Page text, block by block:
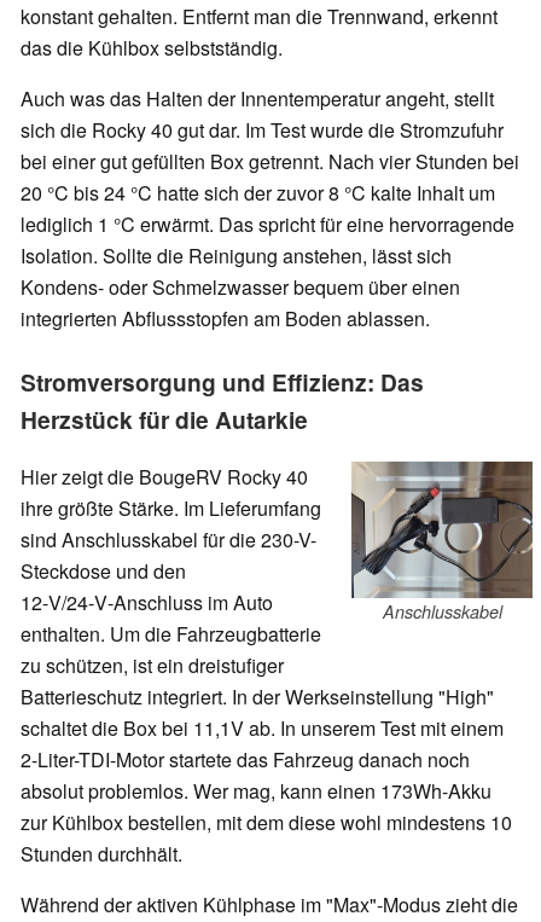
konstant gehalten. Entfernt man die Trennwand, erkennt
das die Kühlbox selbstständig.
Auch was das Halten der Innentemperatur angeht, stellt
sich die Rocky 40 gut dar. Im Test wurde die Stromzufuhr
bei einer gut gefüllten Box getrennt. Nach vier Stunden bei
20 °C bis 24 °C hatte sich der zuvor 8 °C kalte Inhalt um
lediglich 1 °C erwärmt. Das spricht für eine hervorragende
Isolation. Sollte die Reinigung anstehen, lässt sich
Kondens- oder Schmelzwasser bequem über einen
integrierten Abflussstopfen am Boden ablassen.
Stromversorgung und Effizienz: Das
Herzstück für die Autarkie
Anschlusskabel
Hier zeigt die BougeRV Rocky 40
ihre größte Stärke. Im Lieferumfang
sind Anschlusskabel für die 230-V-
Steckdose und den
12‑V/24‑V‑Anschluss im Auto
enthalten. Um die Fahrzeugbatterie
zu schützen, ist ein dreistufiger
Batterieschutz integriert. In der Werkseinstellung "High"
schaltet die Box bei 11,1V ab. In unserem Test mit einem
2-Liter-TDI-Motor startete das Fahrzeug danach noch
absolut problemlos. Wer mag, kann einen 173Wh-Akku
zur Kühlbox bestellen, mit dem diese wohl mindestens 10
Stunden durchhält.
Während der aktiven Kühlphase im "Max"-Modus zieht die